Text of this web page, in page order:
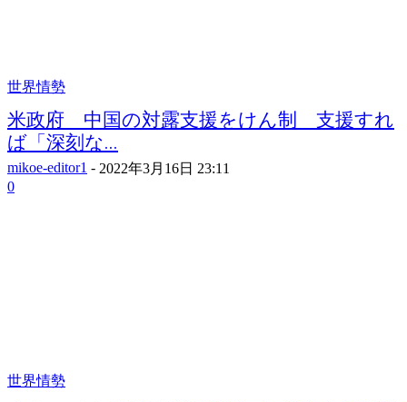
世界情勢
米政府 中国の対露支援をけん制 支援すれ
ば「深刻な...
mikoe-editor1 - 2022年3月16日 23:11
0
世界情勢